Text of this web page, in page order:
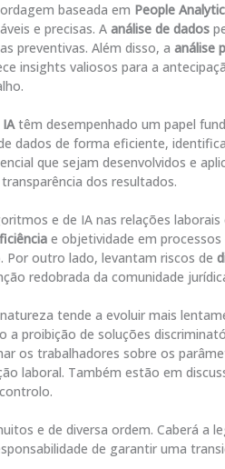
baseada em People
e precisas. A análise de dados
preventivas. Além disso, a análise
insights valiosos para a
IAtêm desempenhado um papel
dados de forma eficiente,
que sejam desenvolvidos e
dos resultados.
e de IA nas relações laborais
e objetividade em
Por outro lado, levantam riscos de
redobrada da comunidade
tende a evoluir mais
a proibição de soluções
os trabalhadores sobre os
laboral. Também estão em
e de diversa ordem. Caberá a
de garantir uma